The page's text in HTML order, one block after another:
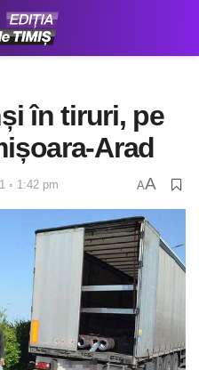
în tiruri, pe
Arad
◦ 1:42 pm AA